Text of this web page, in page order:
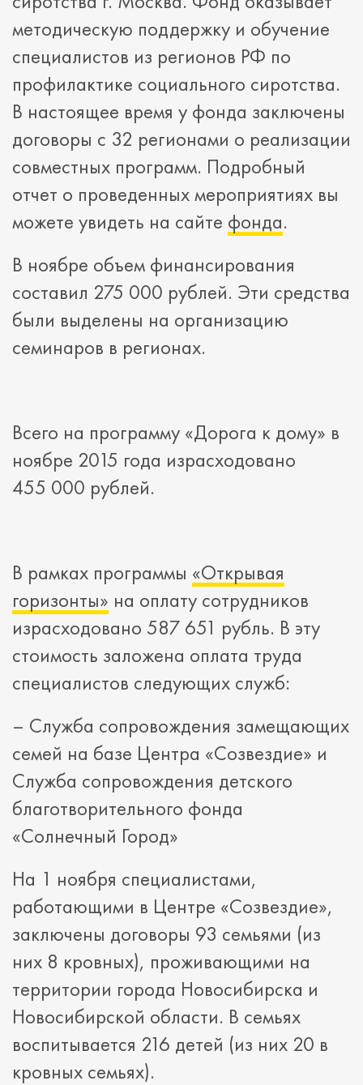
методическую поддержку и обучение
специалистов из регионов РФ по
профилактике социального сиротства.
В настоящее время у фонда заключены
договоры с 32 регионами о реализации
совместных программ. Подробный
отчет о проведенных мероприятиях вы
можете увидеть на сайте фонда.
В ноябре объем финансирования
составил 275 000 рублей. Эти средства
были выделены на организацию
семинаров в регионах.
Всего на программу «Дорога к дому» в
ноябре 2015 года израсходовано
455 000 рублей.
В рамках программы «Открывая
горизонты» на оплату сотрудников
израсходовано 587 651 рубль. В эту
стоимость заложена оплата труда
специалистов следующих служб:
– Служба сопровождения замещающих
семей на базе Центра «Созвездие» и
Служба сопровождения детского
благотворительного фонда
«Солнечный Город»
На 1 ноября специалистами,
работающими в Центре «Созвездие»,
заключены договоры 93 семьями (из
них 8 кровных), проживающими на
территории города Новосибирска и
Новосибирской области. В семьях
воспитывается 216 детей (из них 20 в
кровных семьях).